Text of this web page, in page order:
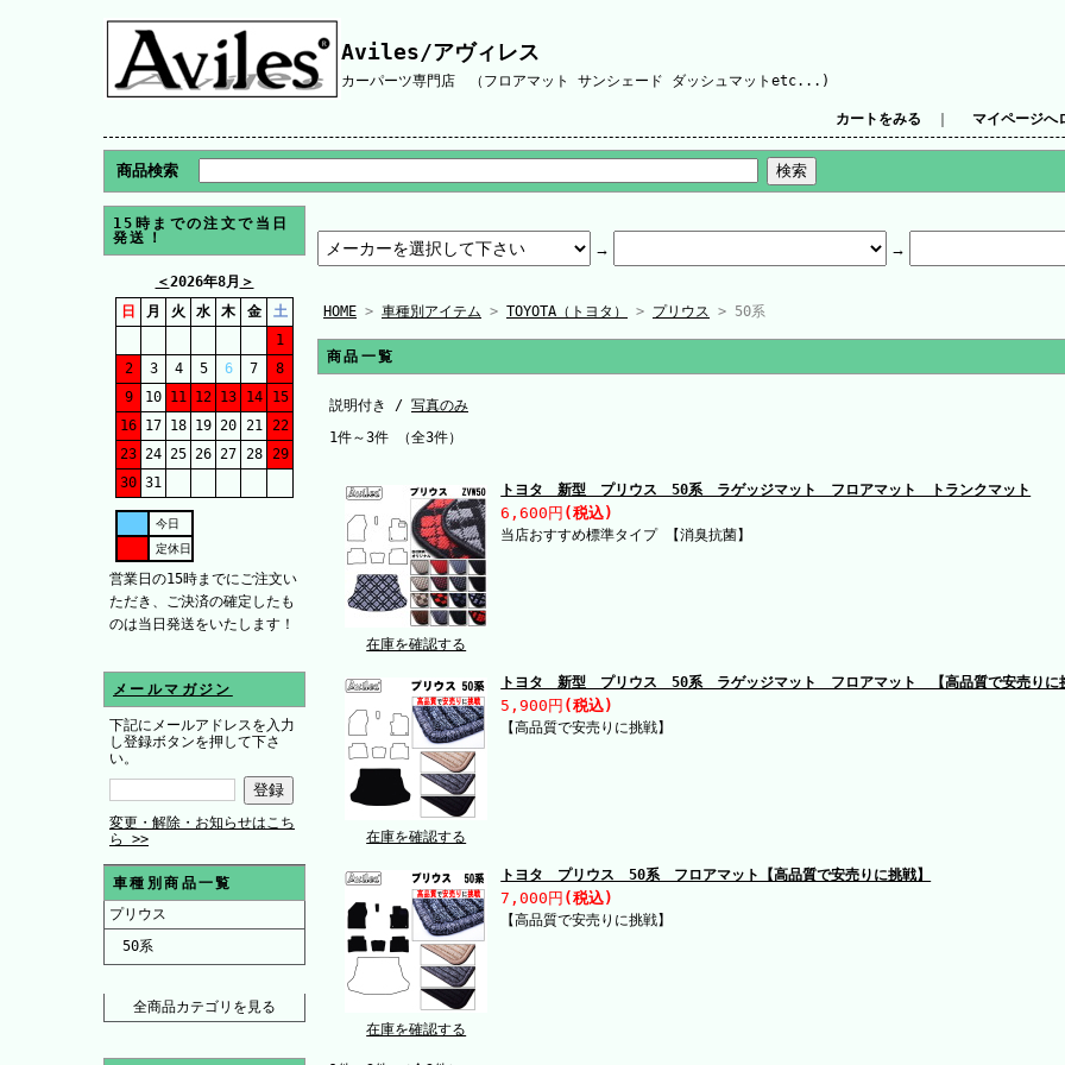
Aviles/アヴィレス
カーパーツ専門店 （フロアマット サンシェード ダッシュマットetc...)
カートをみる マイページへ
商品検索
15時までの注文で当日
発送！
＜2026年8月 ＞
日
月 火 水 木 金
土
1
2
3 4 5 6 7
8
9
10 11 12 13 14
15
16 17 18 19 20 21
22
23 24 25 26 27 28
29
30 31
今日
定休日
営業日の15時までにご注文い
ただき、ご決済の確定したも
のは当日発送をいたします！
メールマガジン
下記にメールアドレスを入力
し登録ボタンを押して下さ
い。
変更・解除・お知らせはこち
ら >>
車種別商品一覧
プリウス
50系
全商品カテゴリを見る
HOME > 車種別アイテム > TOYOTA（トヨタ） > プリウス > 50系
商品一覧
説明付き / 写真のみ
1件～3件 （全3件）
在庫を確認する
トヨタ 新型 プリウス 50系 ラゲッジマット フロアマット トランクマット
6,600円 (税込)
当店おすすめ標準タイプ 【消臭抗菌】
在庫を確認する
トヨタ 新型 プリウス 50系 ラゲッジマット フロアマット 【高品質で安売りに
5,900円 (税込)
【高品質で安売りに挑戦】
在庫を確認する
トヨタ プリウス 50系 フロアマット【高品質で安売りに挑戦】
7,000円 (税込)
【高品質で安売りに挑戦】